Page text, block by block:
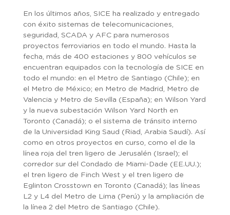
En los últimos años, SICE ha realizado y entregado
con éxito sistemas de telecomunicaciones,
seguridad, SCADA y AFC para numerosos
proyectos ferroviarios en todo el mundo. Hasta la
fecha, más de 400 estaciones y 800 vehículos se
encuentran equipados con la tecnología de SICE en
todo el mundo: en el Metro de Santiago (Chile); en
el Metro de México; en Metro de Madrid, Metro de
Valencia y Metro de Sevilla (España); en Wilson Yard
y la nueva subestación Wilson Yard North en
Toronto (Canadá); o el sistema de tránsito interno
de la Universidad King Saud (Riad, Arabia Saudí). Así
como en otros proyectos en curso, como el de la
línea roja del tren ligero de Jerusalén (Israel); el
corredor sur del Condado de Miami-Dade (EE.UU.);
el tren ligero de Finch West y el tren ligero de
Eglinton Crosstown en Toronto (Canadá); las líneas
L2 y L4 del Metro de Lima (Perú) y la ampliación de
la línea 2 del Metro de Santiago (Chile).